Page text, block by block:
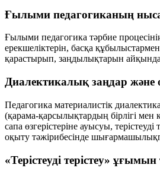
Ғылыми педагогиканың
Ғылыми педагогика тәрбие
ерекшеліктерін, басқа
қарастырып, заңдылықтарын
Диалектикалық заңдар және
Педагогика материалистік
(қарама-қарсылықтардың бірлігі мен
сапа өзгерістеріне ауысуы, терістеуді
оқыту тәжірибесінде
«Терістеуді терістеу» ұғымын